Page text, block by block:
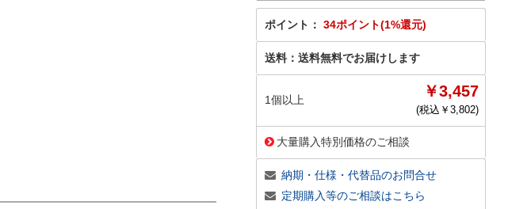
ポイント： 34ポイント(1%還元)
送料： 送料無料でお届けします
1個以上 ￥3,457
(税込￥ 3,802)
大量購入特別価格のご相談
納期・仕様・代替品のお問合せ
定期購入等のご相談はこちら